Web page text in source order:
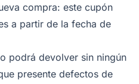
compra: este cupón
a partir de la fecha de
podrá devolver sin ningún
presente defectos de